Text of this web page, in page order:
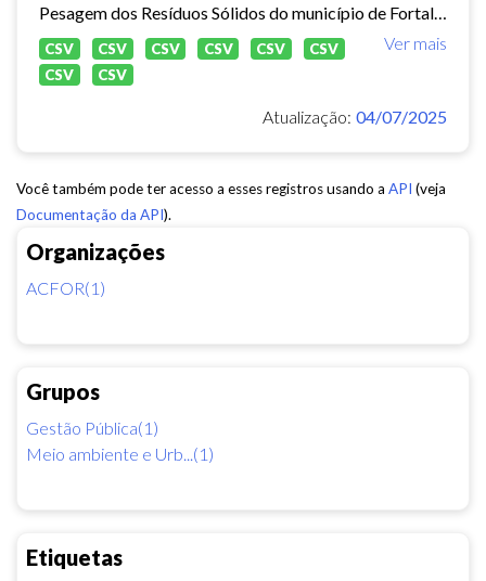
Organizações
ACFOR(1)
Grupos
Gestão Pública(1)
Meio ambiente e Urb...(1)
Etiquetas
Ver mais
CSV CSV CSV CSV CSV
CSV
CSV
CSV
Atualização: 04/07/2025
Você também pode ter acesso a esses registros usando a API (veja
Documentação da API).